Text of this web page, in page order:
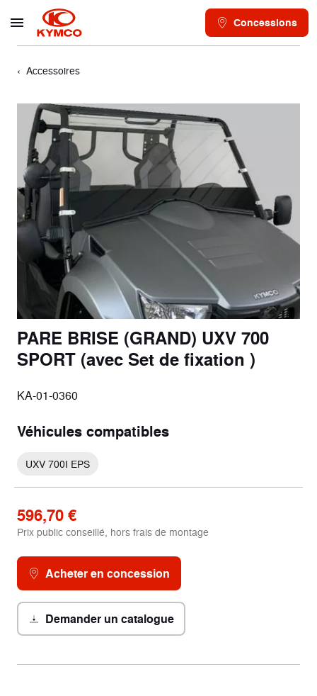
Concessions
Accessoires
PARE BRISE (GRAND) UXV 700
SPORT (avec Set de fixation )
KA-01-0360
Véhicules compatibles
UXV 700I EPS
596,70 €
Prix public conseillé, hors frais de montage
Acheter en concession
Demander un catalogue